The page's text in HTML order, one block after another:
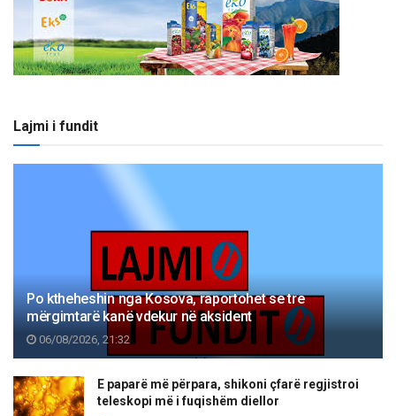
Lajmi i fundit
Po ktheheshin nga Kosova, raportohet se tre
mërgimtarë kanë vdekur në aksident
06/08/2026, 21:32
E paparë më përpara, shikoni çfarë regjistroi
teleskopi më i fuqishëm diellor